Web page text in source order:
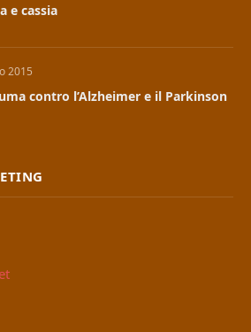
e cassia
2015
contro l’Alzheimer e il Parkinson